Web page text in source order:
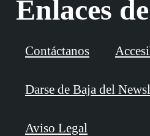
Enlaces
Contáctanos
Darse de Baja del
Aviso Legal